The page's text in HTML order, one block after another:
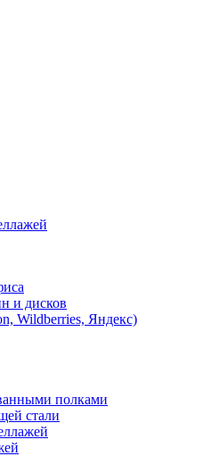
и дисков
Wildberries, Яндекс)
полками
стали